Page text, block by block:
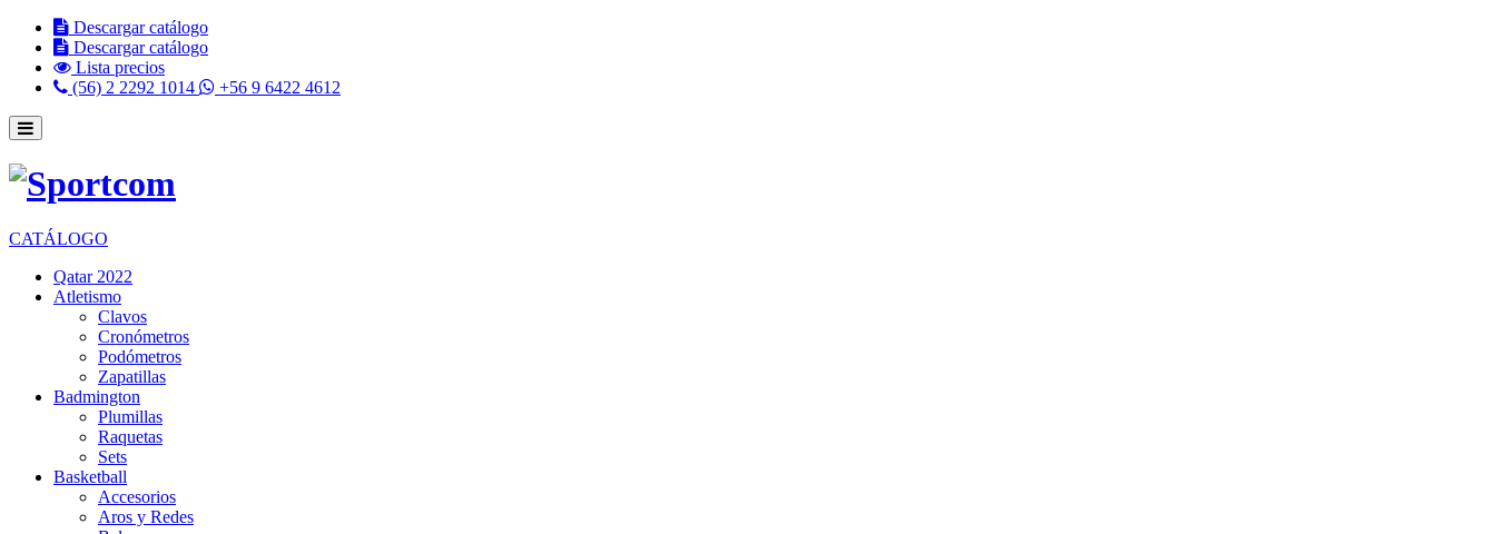
Descargar catálogo
Descargar catálogo
Lista precios
(56) 2 2292 1014
+56 9 6422 4612
CATÁLOGO
Qatar 2022
Atletismo
Clavos
Cronómetros
Podómetros
Zapatillas
Badmington
Plumillas
Raquetas
Sets
Basketball
Accesorios
Aros y Redes